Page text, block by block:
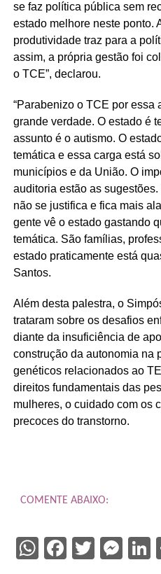
se faz política pública sem
estado melhore neste ponto.
produtividade traz para a
assim, a própria gestão foi
o TCE”, declarou.
“Parabenizo o TCE por essa
grande verdade. O estado é
assunto é o autismo. O
temática e essa carga está
municípios e da União. O
auditoria estão as
não se justifica e fica mais
gente vê o estado gastando
temática. São famílias,
estado praticamente está
Santos.
Além desta palestra, o
trataram sobre os desafios
diante da insuficiência de
construção da autonomia na
genéticos relacionados ao
direitos fundamentais das
mulheres, o cuidado com os
precoces do transtorno.
COMENTE ABAIXO:
WhatsApp
Facebook